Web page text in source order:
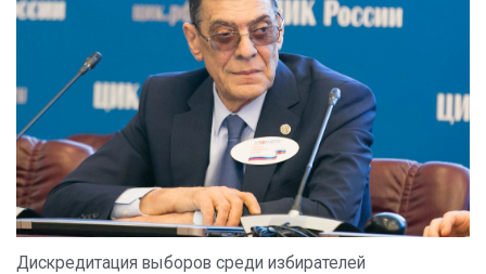
Дискредитация выборов среди избирателей